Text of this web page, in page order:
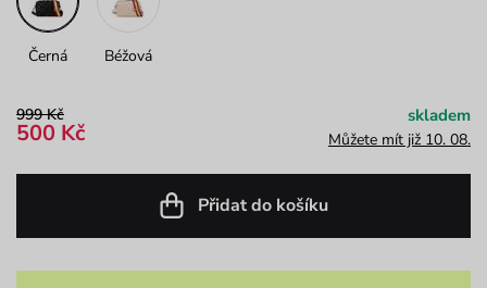
Černá Béžová
999 Kč
500 Kč
skladem
Můžete mít již 10. 08.
Přidat do košíku